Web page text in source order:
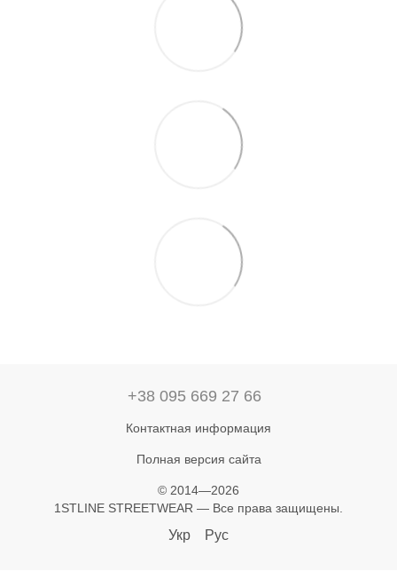
+38 095 669 27 66
Контактная информация
Полная версия сайта
© 2014—2026
1STLINE STREETWEAR — Все права защищены.
Укр Рус